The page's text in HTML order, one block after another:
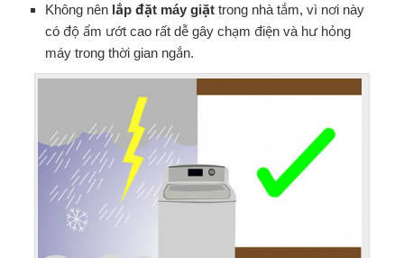
Không nên lắp đặt máy giặt trong nhà tắm, vì nơi này
có độ ẩm ướt cao rất dễ gây chạm điện và hư hỏng
máy trong thời gian ngắn.